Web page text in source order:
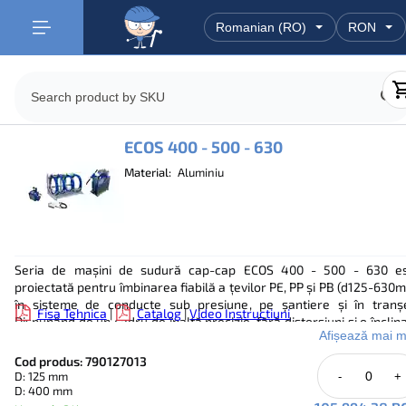
ECOS 400 - 500 - 630
Material: Aluminiu
Seria de mașini de sudură cap-cap ECOS 400 - 500 - 630
proiectată pentru îmbinarea fiabilă a țevilor PE, PP și PB (d125-
în sisteme de conducte sub presiune, pe șantiere și în
Dispunând de un cadru de înaltă precizie, fără distorsiuni și o
de 45°, asigură accesibilitate optimă. Sistemul hidraulic oferă
precis al presiunii (max 160 bar) printr-un manometru fără
joystick. Planorul său paralel puternic permite prelucrarea
sau bilaterală a capetelor țevilor, în timp ce elementul de
Fisa Tehnica| Catalog|Video Instructiuni
Afișează mai
Cod produs: 790127013
D: 125 mm
D: 400 mm
- +